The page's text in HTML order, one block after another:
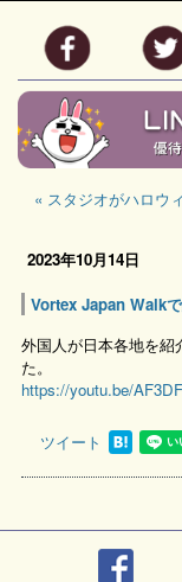
« スタジオがハロウ
2023年10月14日
Vortex Japan Walkで
外国人が日本各地を紹
た。
https://youtu.be/
ツイート